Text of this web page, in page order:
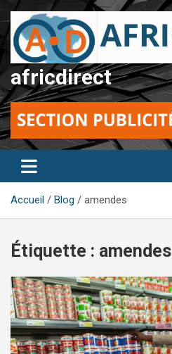
Aller
au
contenu
africdirect
Accueil Blog amendes
Étiquette : amendes